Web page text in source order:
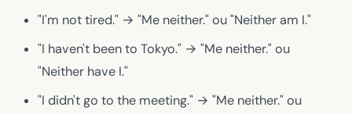
"I'm not tired." → "Me neither." ou"Neither am I."
"I haven't been to Tokyo." → "Me neither." ou
"Neither have I."
"I didn't go to the meeting." → "Me neither." ou